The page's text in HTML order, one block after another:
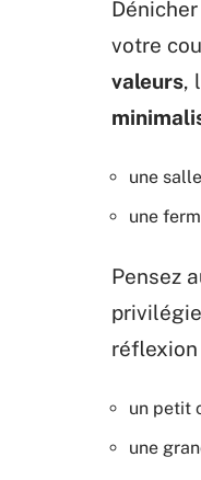
votre
valeurs,
une
une
Pensez
réflexion
un petit
une